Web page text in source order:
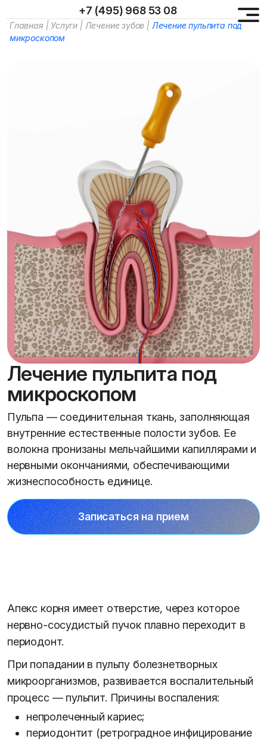
+7 (495) 968 53 08
Главная | Услуги | Лечение зубов | Лечение пульпита под
микроскопом
Лечение пульпита под
микроскопом
Пульпа — соединительная ткань, заполняющая
внутренние естественные полости зубов. Ее
волокна пронизаны мельчайшими капиллярами и
нервными окончаниями, обеспечивающими
жизнеспособность единице.
Записаться на прием
Апекс корня имеет отверстие, через которое
нервно-сосудистый пучок плавно переходит в
периодонт.
При попадании в пульпу болезнетворных
микроорганизмов, развивается воспалительный
процесс — пульпит. Причины воспаления:
непролеченный кариес;
периодонтит (ретроградное инфицирование